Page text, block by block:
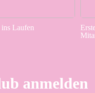
ins Laufen
anmelden